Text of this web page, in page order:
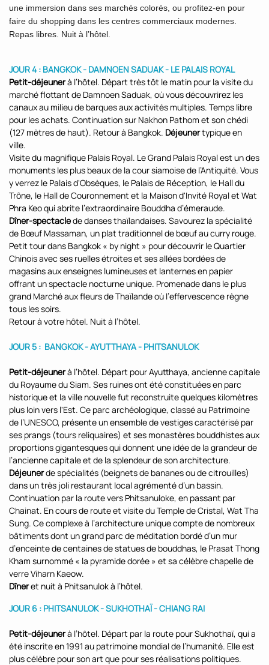
une immersion dans ses marchés colorés, ou profitez-en pour
faire du shopping dans les centres commerciaux modernes.
Repas libres. Nuit à l’hôtel.
JOUR 4 : BANGKOK - DAMNOEN SADUAK - LE PALAIS ROYAL
Petit-déjeunerà l’hôtel. Départ très tôt le matin pour la visite du
marché flottant de Damnoen Saduak, où vous découvrirez les
canaux au milieu de barques aux activités multiples. Temps libre
pour les achats. Continuation sur Nakhon Pathom et son chédi
(127 mètres de haut). Retour à Bangkok. Déjeunertypique en
ville.
Visite du magnifique Palais Royal. Le Grand Palais Royal est un des
monuments les plus beaux de la cour siamoise de l’Antiquité. Vous
y verrez le Palais d'Obsèques, le Palais de Réception, le Hall du
Trône, le Hall de Couronnement et la Maison d'Invité Royal et Wat
Phra Keo qui abrite l’extraordinaire Bouddha d’émeraude.
Dîner-spectaclede danses thaïlandaises. Savourez la spécialité
de Bœuf Massaman, un plat traditionnel de bœuf au curry rouge.
Petit tour dans Bangkok « by night » pour découvrir le Quartier
Chinois avec ses ruelles étroites et ses allées bordées de
magasins aux enseignes lumineuses et lanternes en papier
offrant un spectacle nocturne unique. Promenade dans le plus
grand Marché aux fleurs de Thaïlande où l’effervescence règne
tous les soirs.
Retour à votre hôtel. Nuit à l’hôtel.
JOUR 5 : BANGKOK - AYUTTHAYA - PHITSANULOK
Petit-déjeunerà l’hôtel. Départ pour Ayutthaya, ancienne capitale
du Royaume du Siam. Ses ruines ont été constituées en parc
historique et la ville nouvelle fut reconstruite quelques kilomètres
plus loin vers l'Est. Ce parc archéologique, classé au Patrimoine
de l’UNESCO, présente un ensemble de vestiges caractérisé par
ses prangs (tours reliquaires) et ses monastères bouddhistes aux
proportions gigantesques qui donnent une idée de la grandeur de
l’ancienne capitale et de la splendeur de son architecture.
Déjeunerde spécialités (beignets de bananes ou de citrouilles)
dans un très joli restaurant local agrémenté d’un bassin.
Continuation par la route vers Phitsanuloke, en passant par
Chainat. En cours de route et visite du Temple de Cristal, Wat Tha
Sung. Ce complexe à l’architecture unique compte de nombreux
bâtiments dont un grand parc de méditation bordé d’un mur
d’enceinte de centaines de statues de bouddhas, le Prasat Thong
Kham surnommé « la pyramide dorée » et sa célèbre chapelle de
verre Viharn Kaeow.
Dîneret nuit à Phitsanulok à l’hôtel.
JOUR 6 : PHITSANULOK - SUKHOTHAÏ - CHIANG RAI
Petit-déjeunerà l’hôtel. Départ par la route pour Sukhothaï, qui a
été inscrite en 1991 au patrimoine mondial de l’humanité. Elle est
plus célèbre pour son art que pour ses réalisations politiques.